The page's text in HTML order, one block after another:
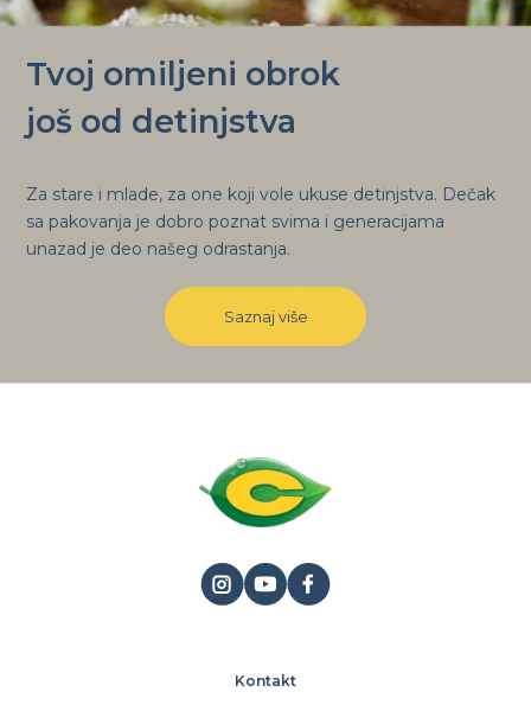
Tvoj omiljeni obrok
još od detinjstva
Za stare i mlade, za one koji vole ukuse detinjstva. Dečak
sa pakovanja je dobro poznat svima i generacijama
unazad je deo našeg odrastanja.
Saznaj više
Kontakt